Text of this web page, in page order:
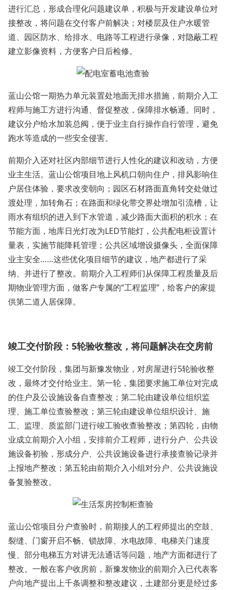
进行汇总，形成合理化问题建议单，积极与开发建设单位对
接整改，将问题在交付客户前解决；对楼层及住户水暖管
道、园区防水、给排水、电路等工程进行录像，对隐蔽工程
建立影像资料，方便客户日后检修。
蓝山公馆一期热力单元装置处地面无排水措施，前期介入工
程师与施工方进行沟通、督促整改，保障排水畅通。同时，
建议分户给水加装总阀，便于业主自行操作自行管理，避免
跑水等造成的一些安全侵害。
前期介入还对社区内部细节进行人性化的建议和改动，方便
业主生活。蓝山公馆项目地上风机口朝向住户，排风影响住
户居住体验，要求改变朝向；园区石材路面直角转交处做过
渡处理，加转角石；在路面和绿化带交界处增加引流槽，让
雨水有组织的进入到下水管道，减少路面大面积的积水；在
节能方面，地库日光灯改为LED节能灯，公共配电柜设置计
量表，实施节能降耗管理；公共区域增设摄像头，全面保障
业主安全……这些优化项目细节的建议，地产都进行了采
纳、并进行了整改。前期介入工程师们从保障工程质量及后
期物业管理方面，做客户专属的“工程监理”，给客户的家提
供第二道人居保障。
竣工交付阶段：5轮验收整改，将问题解决在交房前
竣工交付阶段，集团与新豫发物业，对房屋进行5轮验收整
改，最终才交付给业主。第一轮，集团要求施工单位对完成
的住户及公设施设备自查整改；第二轮由建设单位组织监
理、施工单位查验整改；第三轮由建设单位组织设计、施
工、监理、质监部门进行竣工验收查验整改；第四轮，由物
业成立前期介入小组，安排前介工程师，进行分户、公共设
施设备初验，形成分户、公共设施设备进行承接查验记录并
上报地产整改；第五轮由前期介入小组对分户、公共设施设
备复验整改。
蓝山公馆项目分户查验时，前期接人的工程师提出的空鼓、
裂缝、门窗开启不畅、锁故障、水电故障、电梯关门速度
慢、部分电梯五方对讲无法通话等问题，地产方面都进行了
整改。一般在客户收房前，新豫发物业的前期介入已代表客
户向地产提出上千条调整和整改建议，土建部分更是经过多